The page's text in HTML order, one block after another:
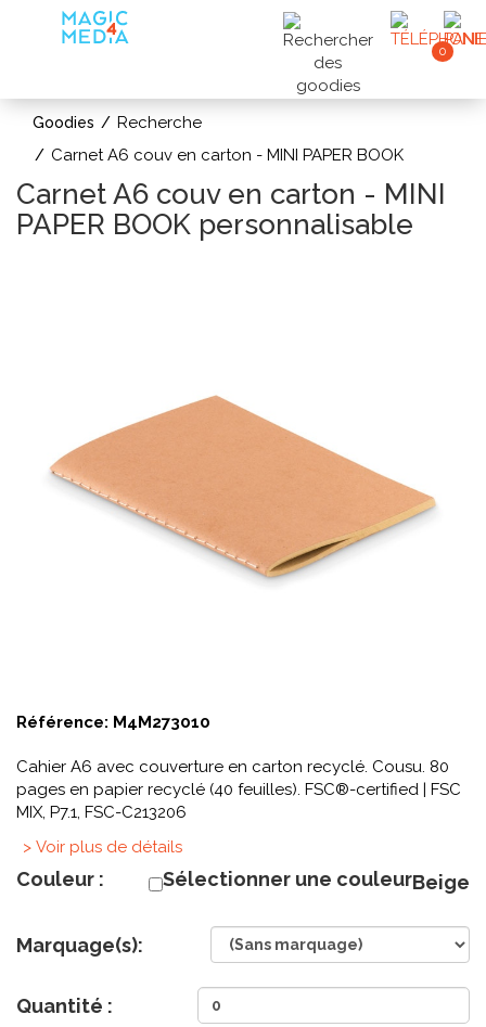
0
Goodies
Recherche
Carnet A6 couv en carton - MINI PAPER BOOK
Carnet A6 couv en carton - MINI
PAPER BOOK personnalisable
Référence: M4M273010
Cahier A6 avec couverture en carton recyclé. Cousu. 80
pages en papier recyclé (40 feuilles). FSC®-certified | FSC
MIX, P7.1, FSC-C213206
> Voir plus de détails
Couleur : Sélectionner une couleurBeige
Marquage(s):
Quantité :